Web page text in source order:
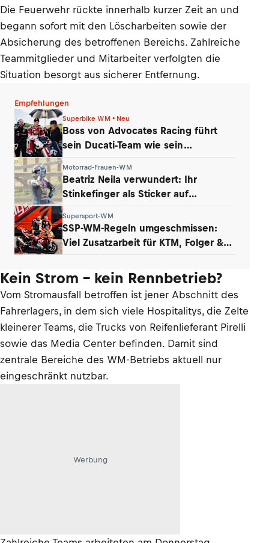
Die Feuerwehr rückte innerhalb kurzer Zeit an und
begann sofort mit den Löscharbeiten sowie der
Absicherung des betroffenen Bereichs. Zahlreiche
Teammitglieder und Mitarbeiter verfolgten die
Situation besorgt aus sicherer Entfernung.
Empfehlungen
Superbike WM • Neu
Boss von Advocates Racing führt
sein Ducati-Team wie sein
Motorrad-Frauen-WM
Beatriz Neila verwundert: Ihr
Stinkefinger als Sticker auf
Supersport-WM
SSP-WM-Regeln umgeschmissen:
Viel Zusatzarbeit für KTM, Folger &
Kein Strom – kein Rennbetrieb?
Vom Stromausfall betroffen ist jener Abschnitt des
Fahrerlagers, in dem sich viele Hospitalitys, die Zelte
kleinerer Teams, die Trucks von Reifenlieferant Pirelli
sowie das Media Center befinden. Damit sind
zentrale Bereiche des WM-Betriebs aktuell nur
eingeschränkt nutzbar.
Werbung